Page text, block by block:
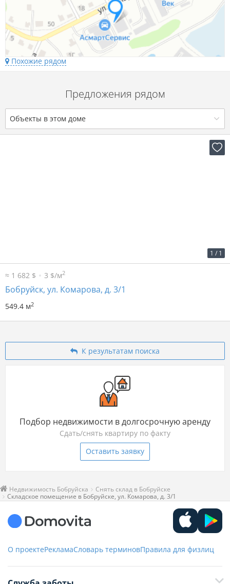
Похожие рядом
Предложения рядом
Объекты в этом доме
1 / 1
≈ 1 682 $ 3 $/м2
Бобруйск, ул. Комарова, д. 3/1
549.4 м2
К результатам поиска
Подбор недвижимости в долгосрочную аренду
Сдать/снять квартиру по факту
Оставить заявку
Недвижимость Бобруйска
Снять склад в Бобруйске
Складское помещение в Бобруйске, ул. Комарова, д. 3/1
О проектеРекламаСловарь терминовПравила для физлиц